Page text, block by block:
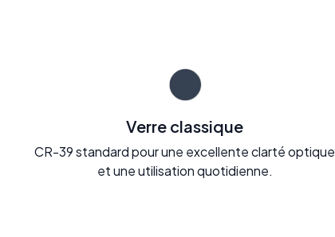
Verre classique
CR-39 standard pour une excellente clarté optique
et une utilisation quotidienne.